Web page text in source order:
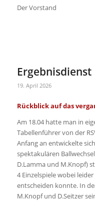
Der Vorstand
Ergebnisdienst
19. April 2026
Rückblick auf das
Am 18.04 hatte man in
Tabellenführer von der
Anfang an entwickelte
spektakulären
D.Lamma und M.Knopf)
4 Einzelspiele wobei
entscheiden konnte. In
M.Knopf und D.Seitzer
TRAININGSZEITEN
NEWSLETTER